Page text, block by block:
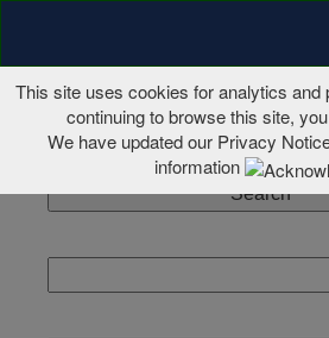
This site uses cookies for analytics and
continuing to browse this site,
We have updated our Privacy
information
See All